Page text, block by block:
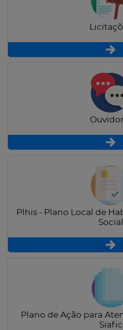
Plhis - Plano Local de
Social
Plano de Ação para
Siafic